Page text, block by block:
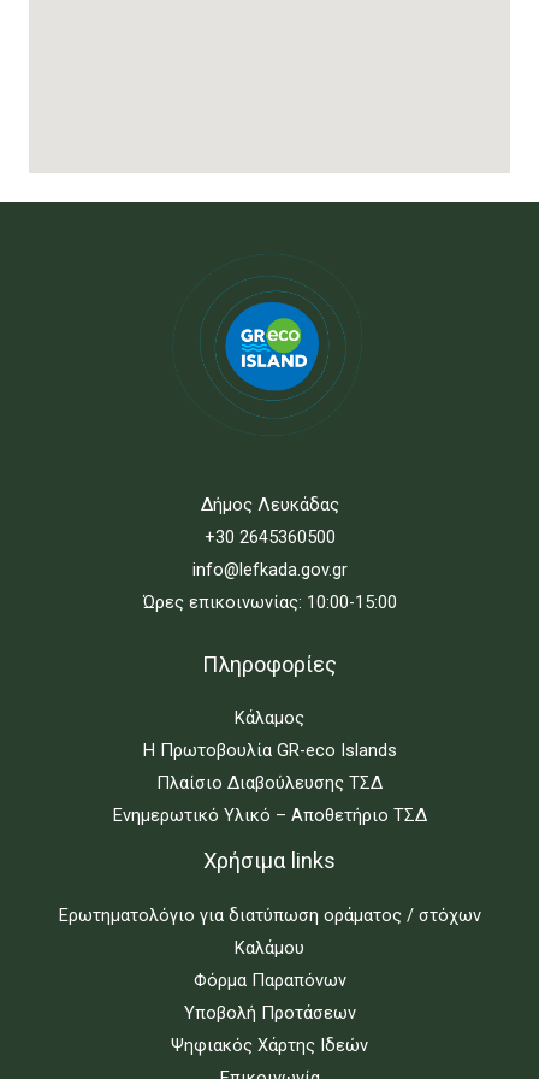
Δήμος Λευκάδας
+30 2645360500
info@lefkada.gov.gr
Ώρες επικοινωνίας: 10:00-15:00
Πληροφορίες
Κάλαμος
Η Πρωτοβουλία GR-eco Islands
Πλαίσιο Διαβούλευσης ΤΣΔ
Ενημερωτικό Υλικό – Αποθετήριο ΤΣΔ
Χρήσιμα links
Ερωτηματολόγιο για διατύπωση οράματος / στόχων
Καλάμου
Φόρμα Παραπόνων
Υποβολή Προτάσεων
Ψηφιακός Χάρτης Ιδεών